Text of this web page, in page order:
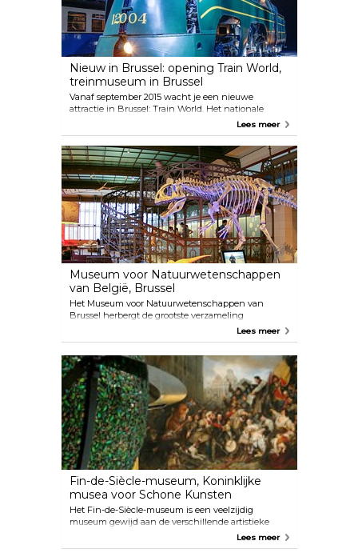
Nieuw in Brussel: opening Train World,
treinmuseum in Brussel
Vanaf september 2015 wacht je een nieuwe
attractie in Brussel: Train World. Het nationale
treinmuseum opent zijn deuren in het station van
Schaarbeek.
Lees meer
Museum voor Natuurwetenschappen
van België, Brussel
Het Museum voor Natuurwetenschappen van
Brussel herbergt de grootste verzameling
dinosauriërs van Europa! Maar dat is nog niet alles!
Lees meer
Fin-de-Siècle-museum, Koninklijke
musea voor Schone Kunsten
Het Fin-de-Siècle-museum is een veelzijdig
museum gewijd aan de verschillende artistieke
Lees meer